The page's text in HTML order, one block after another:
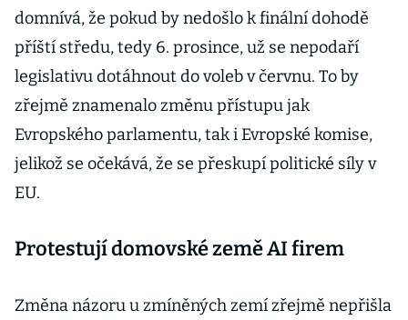
domnívá, že pokud by nedošlo k finální dohodě
příští středu, tedy 6. prosince, už se nepodaří
legislativu dotáhnout do voleb v červnu. To by
zřejmě znamenalo změnu přístupu jak
Evropského parlamentu, tak i Evropské komise,
jelikož se očekává, že se přeskupí politické síly v
EU.
Protestují domovské země AI firem
Změna názoru u zmíněných zemí zřejmě nepřišla